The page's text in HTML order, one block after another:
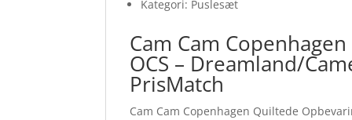
Kategori: Puslesæt
Cam Cam
OCS – Dreamland/
PrisMatch
Cam Cam Copenhagen Quiltede